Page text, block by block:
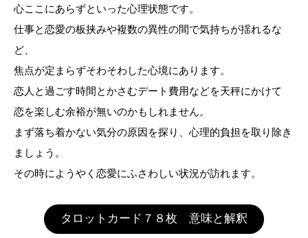
心ここにあらずといった心理状態です。
仕事と恋愛の板挟みや複数の異性の間で気持ちが揺れるな
ど、
焦点が定まらずそわそわした心境にあります。
恋人と過ごす時間とかさむデート費用などを天秤にかけて
恋を楽しむ余裕が無いのかもしれません。
まず落ち着かない気分の原因を探り、心理的負担を取り除き
ましょう。
その時にようやく恋愛にふさわしい状況が訪れます。
タロットカード７８枚 意味と解釈